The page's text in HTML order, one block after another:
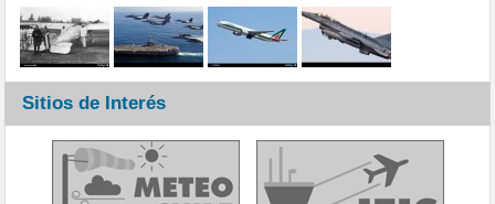
Sitios de Interés